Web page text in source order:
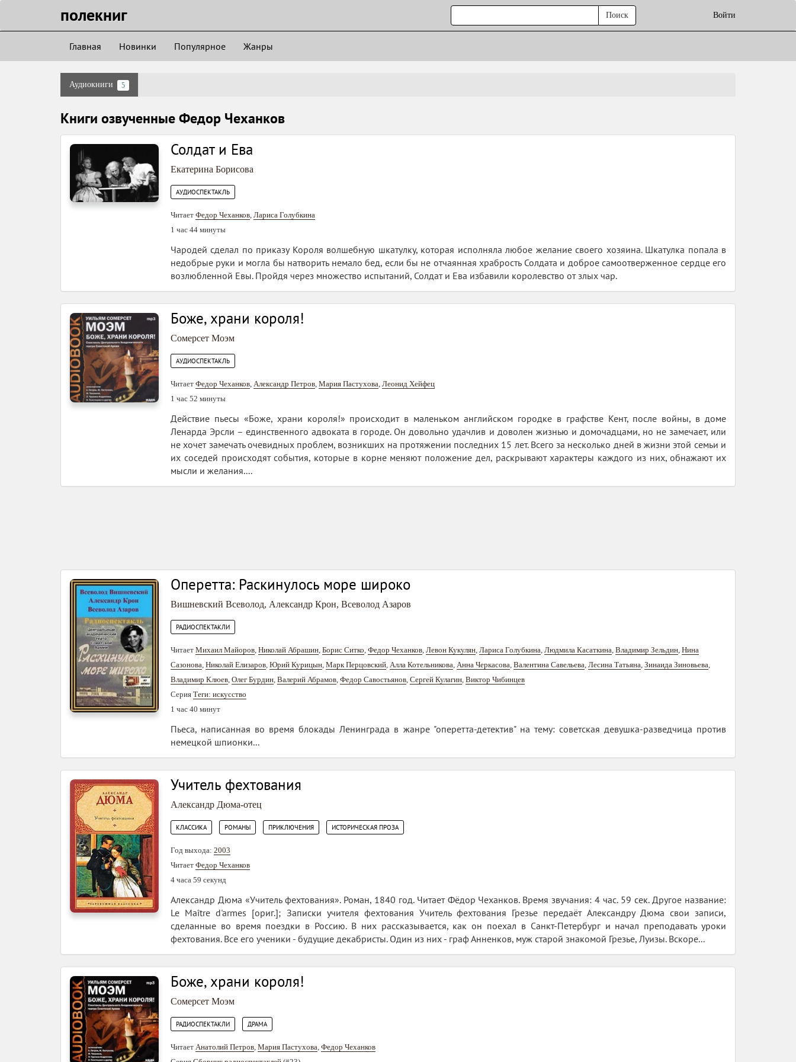
полекниг Войти
Поиск
Главная Новинки Популярное Жанры
Аудиокниги 5
Книги озвученные Федор Чеханков
Солдат и Ева
Екатерина Борисова
АУДИОСПЕКТАКЛЬ
Читает Федор Чеханков, Лариса Голубкина
1 час 44 минуты
Чародей сделал по приказу Короля волшебную шкатулку, которая исполняла любое желание своего хозяина. Шкатулка попала в
недобрые руки и могла бы натворить немало бед, если бы не отчаянная храбрость Солдата и доброе самоотверженное сердце его
возлюбленной Евы. Пройдя через множество испытаний, Солдат и Ева избавили королевство от злых чар.
Боже, храни короля!
Сомерсет Моэм
АУДИОСПЕКТАКЛЬ
Читает Федор Чеханков, Александр Петров, Мария Пастухова, Леонид Хейфец
1 час 52 минуты
Действие пьесы «Боже, храни короля!» происходит в маленьком английском городке в графстве Кент, после войны, в доме
Ленарда Эрсли – единственного адвоката в городе. Он довольно удачлив и доволен жизнью и домочадцами, но не замечает, или
не хочет замечать очевидных проблем, возникших на протяжении последних 15 лет. Всего за несколько дней в жизни этой семьи и
их соседей происходят события, которые в корне меняют положение дел, раскрывают характеры каждого из них, обнажают их
мысли и желания....
Оперетта: Раскинулось море широко
Вишневский Всеволод, Александр Крон, Всеволод Азаров
РАДИОСПЕКТАКЛИ
Читает Михаил Майоров, Николай Абрашин, Борис Ситко, Федор Чеханков, Левон Кукулян, Лариса Голубкина, Людмила Касаткина, Владимир Зельдин, Нина
Сазонова, Николай Елизаров, Юрий Курицын, Марк Перцовский, Алла Котельникова, Анна Черкасова, Валентина Савельева, Лесина Татьяна, Зинаида Зиновьева,
Владимир Клюев, Олег Бурдин, Валерий Абрамов, Федор Савостьянов, Сергей Кулагин, Виктор Чибинцев
Серия Теги: искусство
1 час 40 минут
Пьеса, написанная во время блокады Ленинграда в жанре "оперетта-детектив" на тему: советская девушка-разведчица против
немецкой шпионки...
Учитель фехтования
Александр Дюма-отец
КЛАССИКА РОМАНЫ ПРИКЛЮЧЕНИЯ ИСТОРИЧЕСКАЯ ПРОЗА
Год выхода: 2003
Читает Федор Чеханков
4 часа 59 секунд
Александр Дюма «Учитель фехтования». Роман, 1840 год. Читает Фёдор Чеханков. Время звучания: 4 час. 59 сек. Другое название:
Le Maître d'armes [ориг.]; Записки учителя фехтования Учитель фехтования Грезье передаёт Александру Дюма свои записи,
сделанные во время поездки в Россию. В них рассказывается, как он поехал в Санкт-Петербург и начал преподавать уроки
фехтования. Все его ученики - будущие декабристы. Один из них - граф Анненков, муж старой знакомой Грезье, Луизы. Вскоре...
Боже, храни короля!
Сомерсет Моэм
РАДИОСПЕКТАКЛИ ДРАМА
Читает Анатолий Петров, Мария Пастухова, Федор Чеханков